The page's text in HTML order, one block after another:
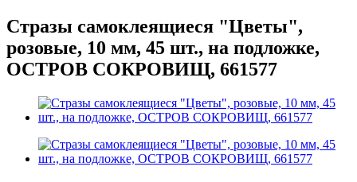
Стразы самоклеящиеся "Цветы",
розовые, 10 мм, 45 шт., на подложке,
ОСТРОВ СОКРОВИЩ, 661577